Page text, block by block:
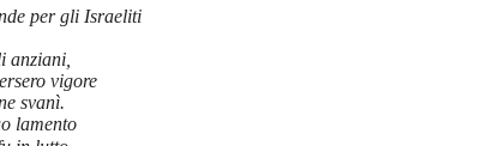
per gli Israeliti
anziani,
vigore
svanì.
lamento